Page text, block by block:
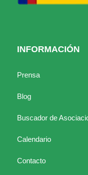
INFORMACIÓN
Prensa
Blog
Buscador de
Calendario
Contacto